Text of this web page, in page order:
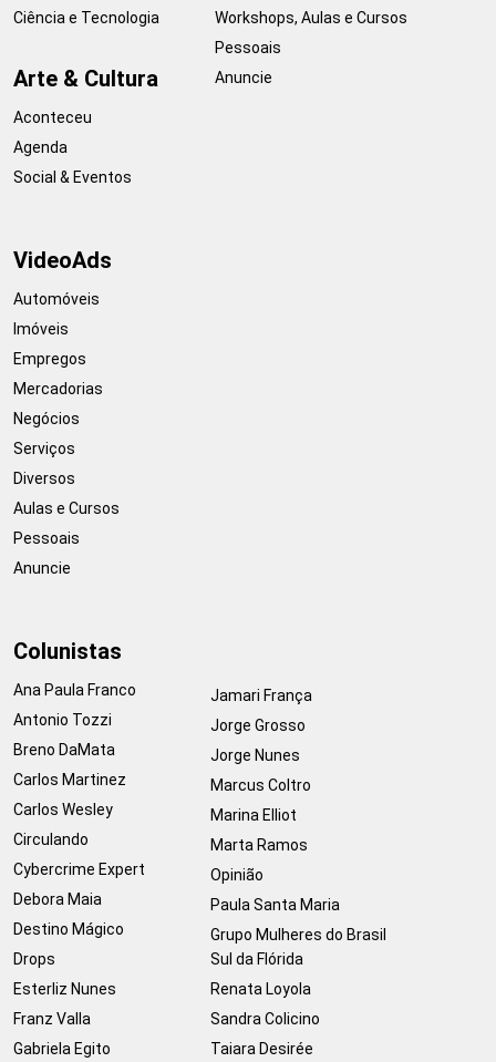
Ciência e Tecnologia
Arte & Cultura
Aconteceu
Agenda
Social & Eventos
Workshops, Aulas e Cursos
Pessoais
Anuncie
VideoAds
Automóveis
Imóveis
Empregos
Mercadorias
Negócios
Serviços
Diversos
Aulas e Cursos
Pessoais
Anuncie
Colunistas
Ana Paula Franco
Antonio Tozzi
Breno DaMata
Carlos Martinez
Carlos Wesley
Circulando
Cybercrime Expert
Debora Maia
Destino Mágico
Drops
Esterliz Nunes
Franz Valla
Gabriela Egito
Jamari França
Jorge Grosso
Jorge Nunes
Marcus Coltro
Marina Elliot
Marta Ramos
Opinião
Paula Santa Maria
Grupo Mulheres do Brasil
Sul da Flórida
Renata Loyola
Sandra Colicino
Taiara Desirée